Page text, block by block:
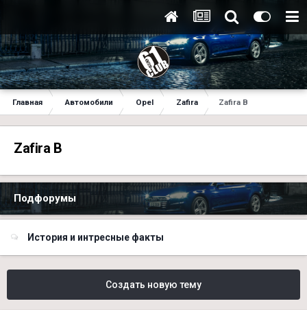
Главная Автомобили Opel Zafira Zafira B
Zafira B
Подфорумы
История и интресные факты
Создать новую тему